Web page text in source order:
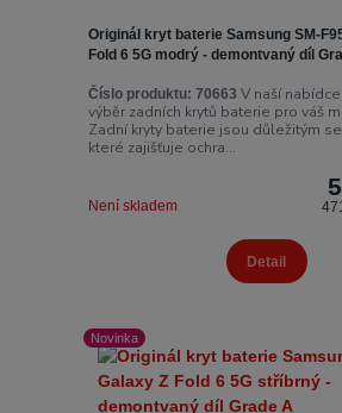
Originál kryt baterie Samsung SM-
Fold 6 5G modrý - demontvaný díl
Číslo produktu: 70663 V naší
výběr zadních krytů baterie pro váš
Zadní kryty baterie jsou důležitým
které zajišťuje ochra...
Není skladem
Detail
Novinka